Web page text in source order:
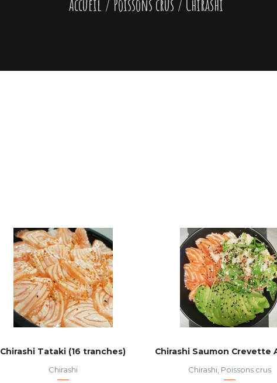
Accueil / Poissons crus / Chirashi
Chirashi Tataki (16 tranches)
Chirashi Chirashi, Poissons crus